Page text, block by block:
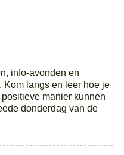
info-avonden en
Kom langs en leer hoe je
manier kunnen
donderdag van de